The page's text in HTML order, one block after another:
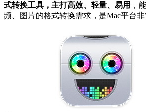
式转换工具，主打高效、轻量、易用 ，
频、图片的格式转换需求，是Mac平台